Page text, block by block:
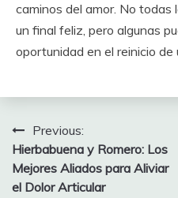
caminos del amor. No todas
un final feliz, pero algunas
oportunidad en el reinicio de
Post
navigation
Previous:
Hierbabuena y Romero: Los
Mejores Aliados para Aliviar
el Dolor Articular